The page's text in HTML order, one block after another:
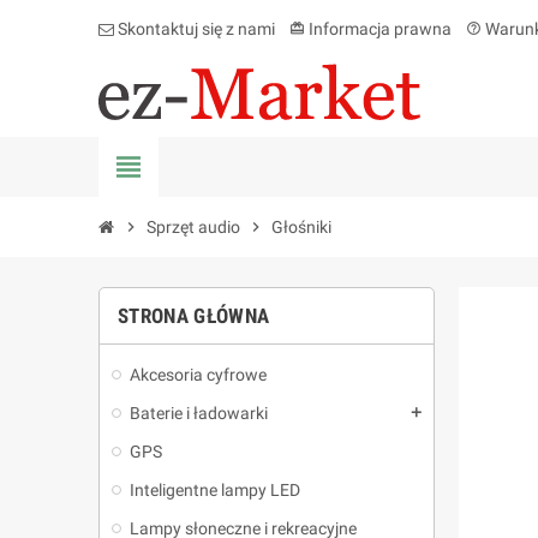
Skontaktuj się z nami card_giftcard Informacja prawna help_outline
view_headline
chevron_right Sprzęt audio chevron_right Głośniki
STRONA GŁÓWNA
Akcesoria cyfrowe
Baterie i ładowarki
add
GPS
Inteligentne lampy LED
Lampy słoneczne i rekreacyjne